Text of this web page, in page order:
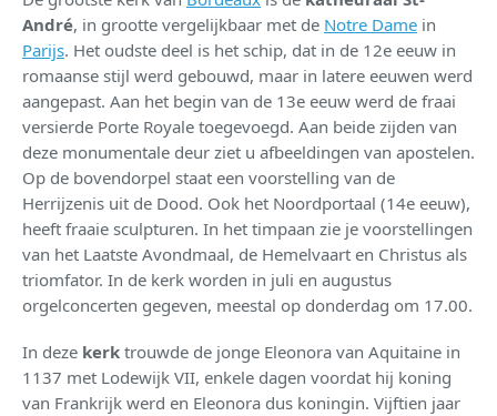
André, in grootte vergelijkbaar met de Notre Dame in
Parijs. Het oudste deel is het schip, dat in de 12e eeuw in
romaanse stijl werd gebouwd, maar in latere eeuwen werd
aangepast. Aan het begin van de 13e eeuw werd de fraai
versierde Porte Royale toegevoegd. Aan beide zijden van
deze monumentale deur ziet u afbeeldingen van apostelen.
Op de bovendorpel staat een voorstelling van de
Herrijzenis uit de Dood. Ook het Noordportaal (14e eeuw),
heeft fraaie sculpturen. In het timpaan zie je voorstellingen
van het Laatste Avondmaal, de Hemelvaart en Christus als
triomfator. In de kerk worden in juli en augustus
orgelconcerten gegeven, meestal op donderdag om 17.00.
In deze kerk trouwde de jonge Eleonora van Aquitaine in
1137 met Lodewijk VII, enkele dagen voordat hij koning
van Frankrijk werd en Eleonora dus koningin. Vijftien jaar